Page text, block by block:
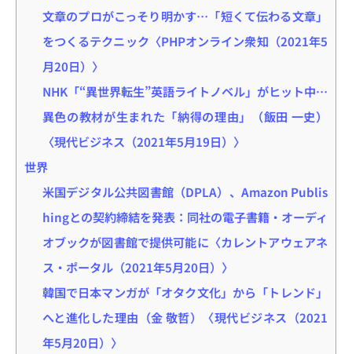
文章のプロがこっそり明かす…「短くて伝わる文章」
をつくるテクニック〈PHPオンライン衆知（2021年5
月20日）〉
NHK「“異世界転生”英語ライトノベル」がヒット中…
異色の教材が生まれた「納得の理由」（飯田 一史）
〈現代ビジネス（2021年5月19日）〉
世界
米国デジタル公共図書館（DPLA）、Amazon Publis
hingとの契約締結を発表：同社の電子書籍・オーディ
オブックが図書館で提供可能に〈カレントアウェアネ
ス・ポータル（2021年5月20日）〉
韓国で日本マンガが「オタク文化」から「トレンド」
へと進化した理由（金 敬哲）〈現代ビジネス（2021
年5月20日）〉